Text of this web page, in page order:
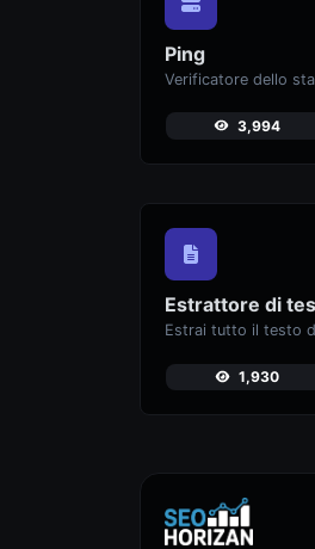
Ping
Verificatore dello
3,994
Estrattore di
1,930